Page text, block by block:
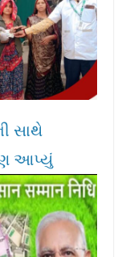
સાથે
આપ્યું